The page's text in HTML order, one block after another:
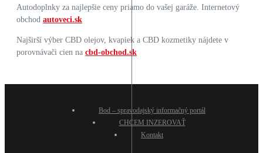
Autodoplnky za najlepšie ceny priamo do vašej garáže. Internetový
obchod autoveci.sk
Najširší výber CBD olejov, kvapiek a CBD kozmetiky nájdete v
porovnávači cien na cbd-obchod.sk
Bod – spravodajský informačný portál
CHCEM INZEROVAŤ
Kontakt